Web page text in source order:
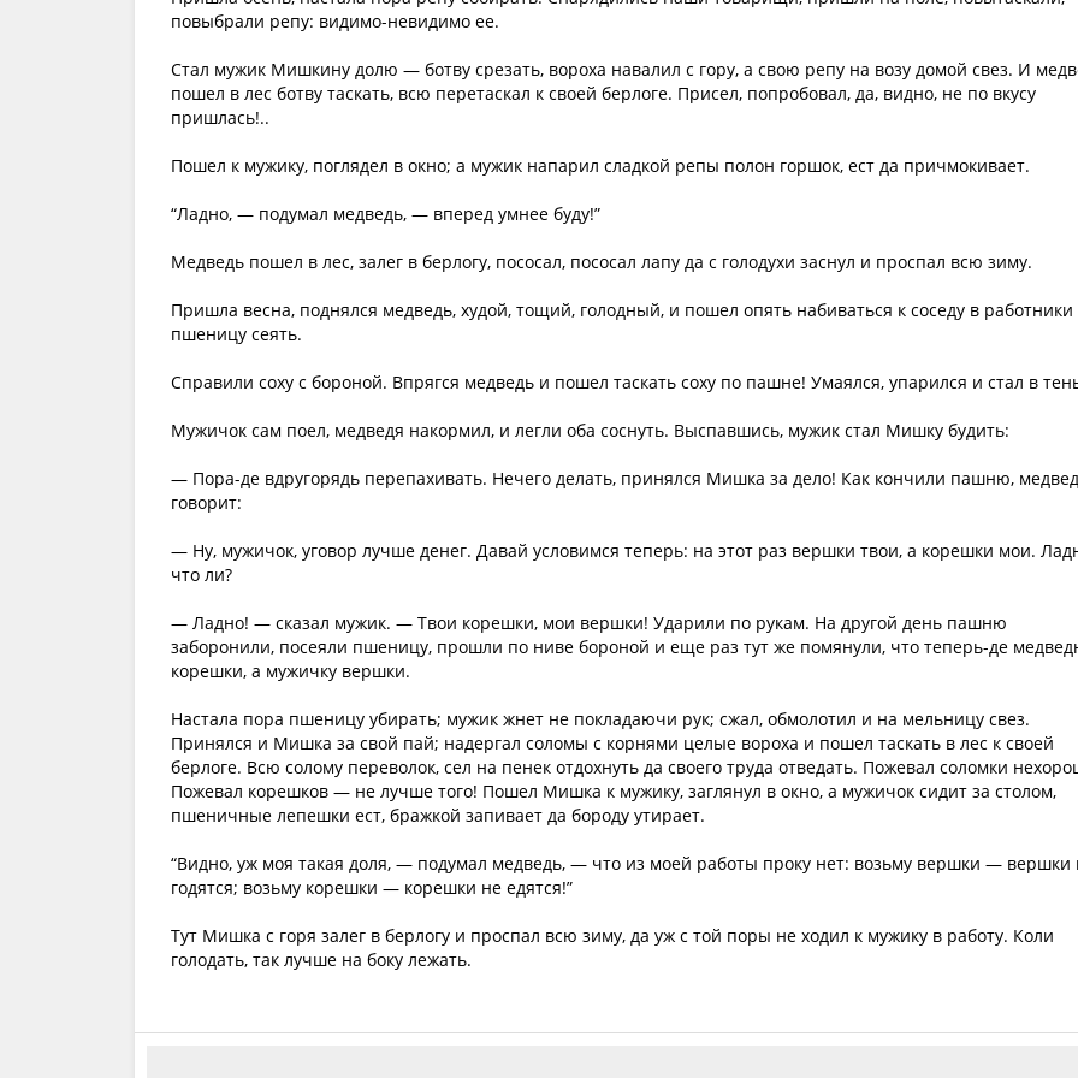
повыбрали репу: видимо-невидимо ее.
Стал мужик Мишкину долю — ботву срезать, вороха навалил с гору, а свою репу на возу домой свез. И
пошел в лес ботву таскать, всю перетаскал к своей берлоге. Присел, попробовал, да, видно, не по вкусу
пришлась!..
Пошел к мужику, поглядел в окно; а мужик напарил сладкой репы полон горшок, ест да причмокивает.
“Ладно, — подумал медведь, — вперед умнее буду!”
Медведь пошел в лес, залег в берлогу, пососал, пососал лапу да с голодухи заснул и проспал всю зиму.
Пришла весна, поднялся медведь, худой, тощий, голодный, и пошел опять набиваться к соседу в
пшеницу сеять.
Справили соху с бороной. Впрягся медведь и пошел таскать соху по пашне! Умаялся, упарился и стал в
Мужичок сам поел, медведя накормил, и легли оба соснуть. Выспавшись, мужик стал Мишку будить:
— Пора-де вдругорядь перепахивать. Нечего делать, принялся Мишка за дело! Как кончили пашню,
говорит:
— Ну, мужичок, уговор лучше денег. Давай условимся теперь: на этот раз вершки твои, а корешки мои.
что ли?
— Ладно! — сказал мужик. — Твои корешки, мои вершки! Ударили по рукам. На другой день пашню
заборонили, посеяли пшеницу, прошли по ниве бороной и еще раз тут же помянули, что теперь-де
корешки, а мужичку вершки.
Настала пора пшеницу убирать; мужик жнет не покладаючи рук; сжал, обмолотил и на мельницу свез.
Принялся и Мишка за свой пай; надергал соломы с корнями целые вороха и пошел таскать в лес к своей
берлоге. Всю солому переволок, сел на пенек отдохнуть да своего труда отведать. Пожевал соломки
Пожевал корешков — не лучше того! Пошел Мишка к мужику, заглянул в окно, а мужичок сидит за столом,
пшеничные лепешки ест, бражкой запивает да бороду утирает.
“Видно, уж моя такая доля, — подумал медведь, — что из моей работы проку нет: возьму вершки — вершки
годятся; возьму корешки — корешки не едятся!”
Тут Мишка с горя залег в берлогу и проспал всю зиму, да уж с той поры не ходил к мужику в работу. Коли
голодать, так лучше на боку лежать.